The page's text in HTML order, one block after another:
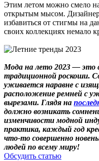
Этим летом можно смело
открытым мысом.
избавиться от стигмы на
своих коллекциях немало
Мода на лето 2023 — это
традиционной роскоши.
уживается наравне с
расположение ремней с
вырезами. Глядя на
должно возникать
изменчивости модной
практика, каждый год
что-то совершенно
людей по всему миру!
Обсудить статью